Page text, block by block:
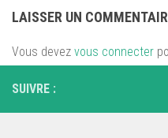
LAISSER UN
Vous devez vous connecter
SUIVRE :